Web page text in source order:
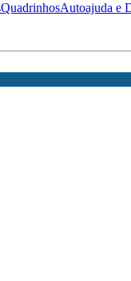
QuadrinhosAutoajuda e